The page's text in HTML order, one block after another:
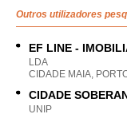
Outros utilizadores
EF LINE -
LDA
CIDADE MAIA,
CIDADE
UNIP